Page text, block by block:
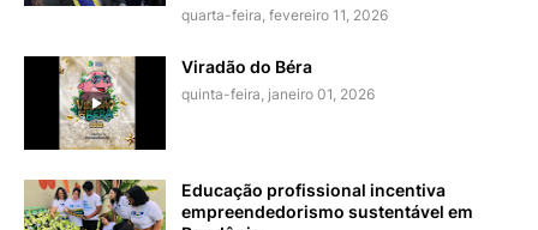
quarta-feira, fevereiro 11, 2026
Viradão do Béra
quinta-feira, janeiro 01, 2026
Educação profissional incentiva
empreendedorismo sustentável em